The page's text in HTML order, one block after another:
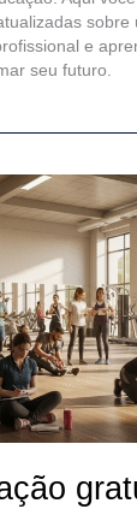
sobre
e
seu futuro.